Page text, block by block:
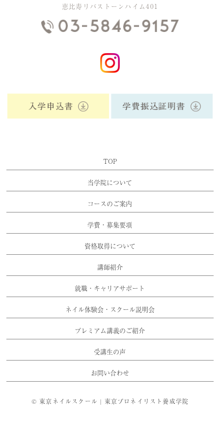
恵比寿リバストーンハイム401
TOP
当学院について
コースのご案内
学費・募集要項
資格取得について
講師紹介
就職・キャリアサポート
ネイル体験会・スクール説明会
プレミアム講義のご紹介
受講生の声
お問い合わせ
©東京ネイルスクール | 東京プロネイリスト養成学院